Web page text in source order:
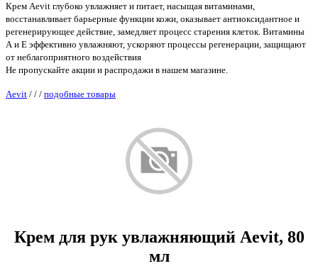
Крем Aevit глубоко увлажняет и питает, насыщая витаминами,
восстанавливает барьерные функции кожи, оказывает антиоксидантное и
регенерирующее действие, замедляет процесс старения клеток. Витамины
А и Е эффективно увлажняют, ускоряют процессы регенерации, защищают
от неблагоприятного воздействия
Не пропускайте акции и распродажи в нашем магазине.
Aevit / / / подобные товары
Крем для рук увлажняющий Aevit, 80
мл